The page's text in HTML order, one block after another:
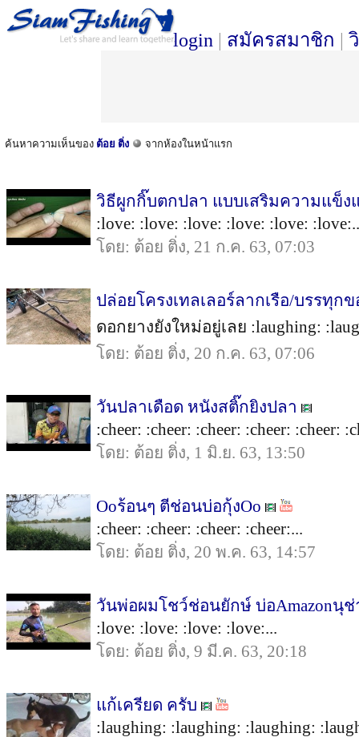
login | สมัครสมาชิก |
ค้นหาความเห็นของ ต้อย ติ่ง จากห้องในหน้าแรก
วิธีผูกกิ๊บตกปลา แบบเสริมความแข็ง
:love: :love: :love: :love: :love:
โดย: ต้อย ติ่ง, 21 ก.ค. 63, 07:03
ปล่อยโครงเทลเลอร์ลากเรือ/บรรทุกข
ดอกยางยังใหม่อยู่เลย :laughing:
โดย: ต้อย ติ่ง, 20 ก.ค. 63, 07:06
วันปลาเดือด หนังสติ๊กยิงปลา
:cheer: :cheer: :cheer: :cheer: :cheer:
โดย: ต้อย ติ่ง, 1 มิ.ย. 63, 13:50
Ooร้อนๆ ตีช่อนบ่อกุ้งOo
:cheer: :cheer: :cheer: :cheer:...
โดย: ต้อย ติ่ง, 20 พ.ค. 63, 14:57
วันพ่อผมโชว์ช่อนยักษ์ บ่อAmazonนุช่
:love: :love: :love: :love:...
โดย: ต้อย ติ่ง, 9 มี.ค. 63, 20:18
แก้เครียด ครับ
:laughing: :laughing: :laughing: